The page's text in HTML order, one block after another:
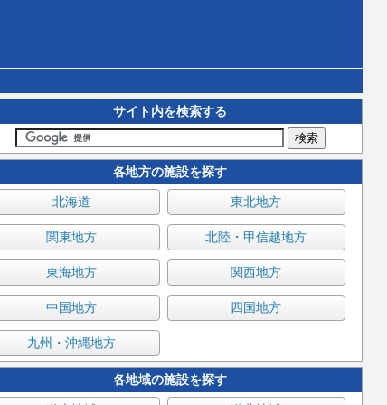
サイト内を検索する
各地方の施設を探す
北海道 東北地方
関東地方 北陸・甲信越地方
東海地方 関西地方
中国地方 四国地方
九州・沖縄地方
各地域の施設を探す